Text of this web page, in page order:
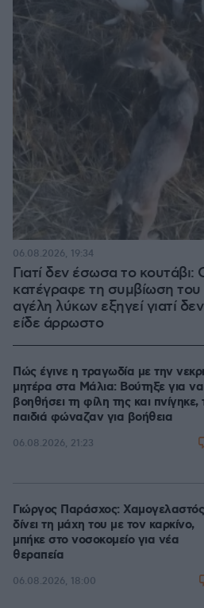
Γιατί δεν έσωσα το
κατέγραφε τη συμβίωση του
αγέλη λύκων εξηγεί γιατί
είδε άρρωστο
06.08.2026, 19:34
Πώς έγινε η τραγωδία με την
μητέρα στα Μάλια: Βούτηξε για να
βοηθήσει τη φίλη της και πνίγηκε,
παιδιά φώναζαν για βοήθεια
06.08.2026, 21:23
Γιώργος Παράσχος:
δίνει τη μάχη του με τον καρκίνο,
μπήκε στο νοσοκομείο για νέα
θεραπεία
06.08.2026, 18:00